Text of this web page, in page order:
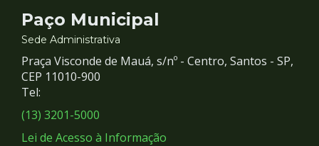
Contato
e
Redes
Sociais
Paço Municipal
Sede Administrativa
Praça Visconde de Mauá, s/nº - Centro, Santos - SP,
CEP 11010-900
Tel:
(13) 3201-5000
Lei de Acesso à Informação